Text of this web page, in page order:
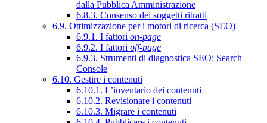
dalla Pubblica Amministrazione
6.8.3. Consenso dei soggetti ritratti
6.9. Ottimizzazione per i motori di ricerca (SEO)
6.9.1. I fattori on-page
6.9.2. I fattori off-page
6.9.3. Strumenti di diagnostica SEO: Search
Console
6.10. Gestire i contenuti
6.10.1. L’inventario dei contenuti
6.10.2. Revisionare i contenuti
6.10.3. Migrare i contenuti